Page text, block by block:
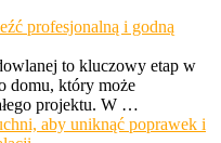
profesjonalną i godną
to kluczowy etap w
domu, który może
projektu. W …